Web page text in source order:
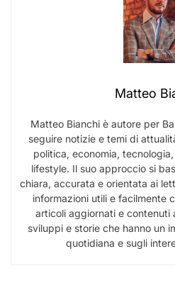
Matteo
Matteo Bianchi è autore per
seguire notizie e temi di
politica, economia,
lifestyle. Il suo approccio si
chiara, accurata e orientata ai
informazioni utili e facilmente
articoli aggiornati e contenuti
sviluppi e storie che hanno un
quotidiana e sugli